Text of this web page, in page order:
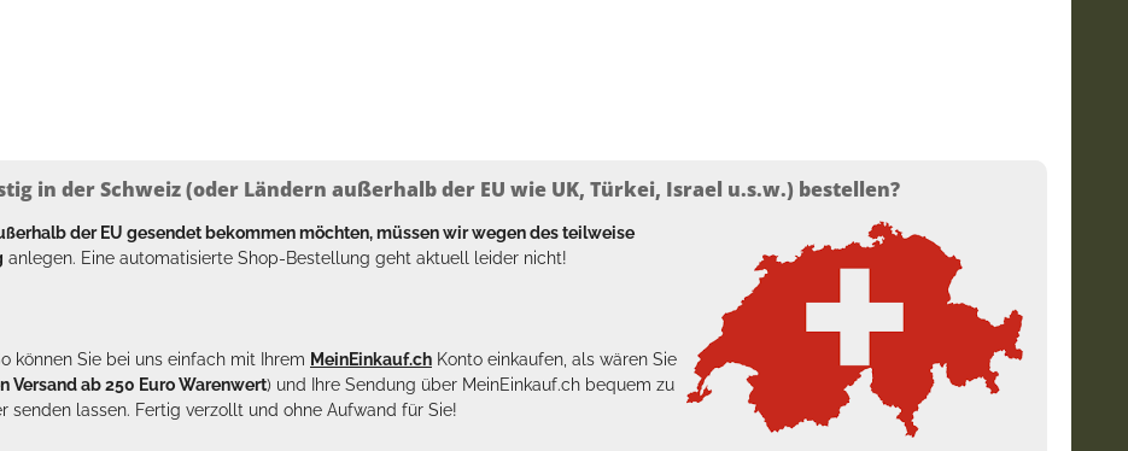
in der Schweiz (oder Ländern außerhalb der EU wie UK, Türkei, Israel u.s.w.) bestellen?
der EU gesendet bekommen möchten, müssen wir wegen des teilweise
anlegen. Eine automatisierte Shop-Bestellung geht aktuell leider nicht!
können Sie bei uns einfach mit Ihrem MeinEinkauf.ch Konto einkaufen, als wären Sie
Versand ab 250 Euro Warenwert) und Ihre Sendung über MeinEinkauf.ch bequem zu
senden lassen. Fertig verzollt und ohne Aufwand für Sie!